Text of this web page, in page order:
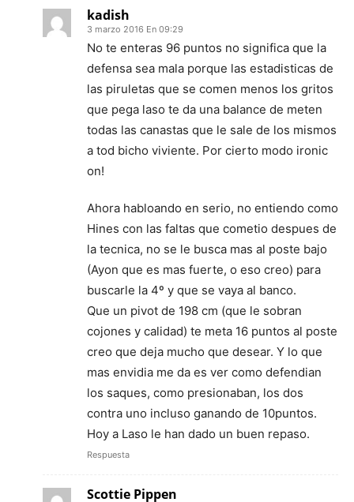
kadish
3 marzo 2016 En 09:29
No te enteras 96 puntos no significa que la
defensa sea mala porque las estadisticas de
las piruletas que se comen menos los gritos
que pega laso te da una balance de meten
todas las canastas que le sale de los mismos
a tod bicho viviente. Por cierto modo ironic
on!
Ahora habloando en serio, no entiendo como
Hines con las faltas que cometio despues de
la tecnica, no se le busca mas al poste bajo
(Ayon que es mas fuerte, o eso creo) para
buscarle la 4º y que se vaya al banco.
Que un pivot de 198 cm (que le sobran
cojones y calidad) te meta 16 puntos al poste
creo que deja mucho que desear. Y lo que
mas envidia me da es ver como defendian
los saques, como presionaban, los dos
contra uno incluso ganando de 10puntos.
Hoy a Laso le han dado un buen repaso.
Respuesta
Scottie Pippen